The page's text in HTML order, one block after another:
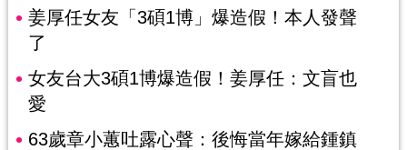
姜厚任女友「3碩1博」爆造假！本人發聲
了
女友台大3碩1博爆造假！姜厚任：文盲也
愛
63歲章小蕙吐露心聲：後悔當年嫁給鍾鎮